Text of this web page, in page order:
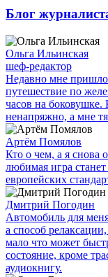
Блог
Ольга Ильинская
шеф-редактор
Недавно мне
путешествие по
часов на
ненапряжно, а мне
Артём Помялов
Кто о чем, а я снова
любимая игра
европейских
Дмитрий Погодин
Автомобиль для
а способ
мало что может
состояние, кроме
аудиокнигу.